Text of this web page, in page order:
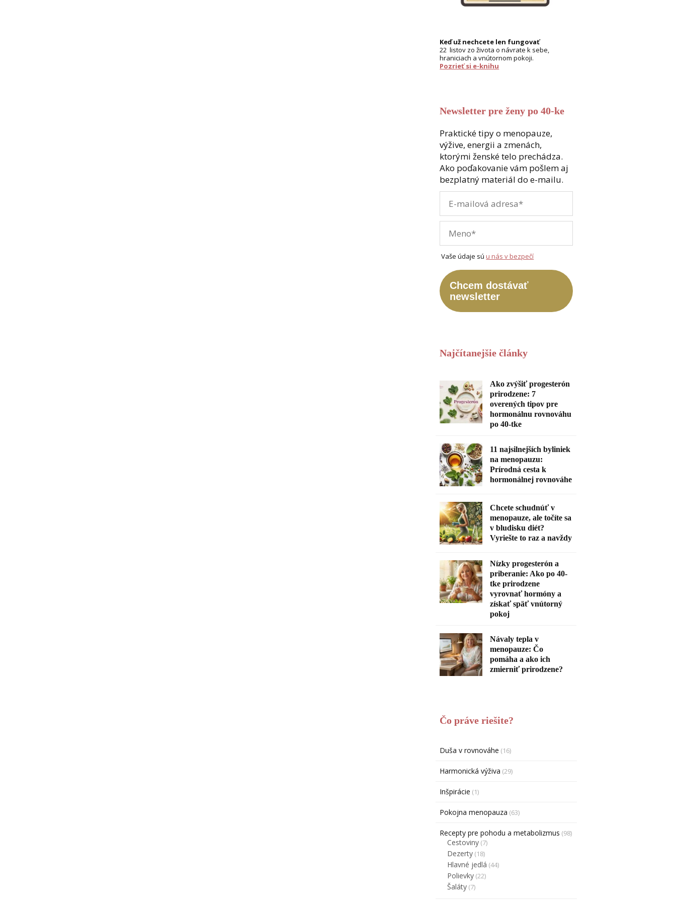
Keď už nechcete len fungovať
22 listov zo života o návrate k sebe,
hraniciach a vnútornom pokoji.
Pozrieť si e-knihu
Newsletter pre ženy po 40-ke
Praktické tipy o menopauze,
výžive, energii a zmenách,
ktorými ženské telo prechádza.
Ako poďakovanie vám pošlem aj
bezplatný materiál do e-mailu.
Vaše údaje súu nás v bezpečí
Chcem dostávať
newsletter
Najčítanejšie články
Ako zvýšiť progesterón
prirodzene: 7
overených tipov pre
hormonálnu rovnováhu
po 40-tke
11 najsilnejších byliniek
na menopauzu:
Prírodná cesta k
hormonálnej rovnováhe
Chcete schudnúť v
menopauze, ale točíte sa
v bludisku diét?
Vyriešte to raz a navždy
Nízky progesterón a
priberanie: Ako po 40-
tke prirodzene
vyrovnať hormóny a
získať späť vnútorný
pokoj
Návaly tepla v
menopauze: Čo
pomáha a ako ich
zmierniť prirodzene?
Čo práve riešite?
Duša v rovnováhe (16)
Harmonická výživa (29)
Inšpirácie (1)
Pokojna menopauza (63)
Recepty pre pohodu a metabolizmus (98)
Cestoviny (7)
Dezerty (18)
Hlavné jedlá (44)
Polievky (22)
Šaláty (7)